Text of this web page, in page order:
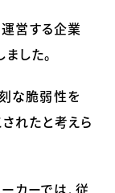
営する企業
した。
な脆弱性を
れたと考えら
カーでは、従